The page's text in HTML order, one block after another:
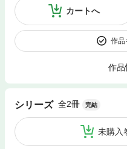
カートへ
作品
作品
シリーズ 全2冊 完結
未購入